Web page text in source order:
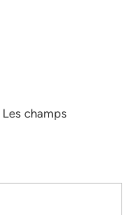
Les champs